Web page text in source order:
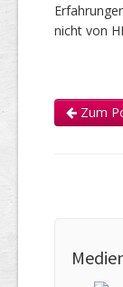
nicht von
Zum